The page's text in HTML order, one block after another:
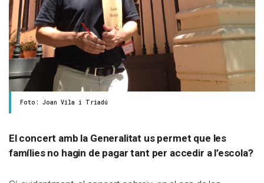
Foto: Joan Vila i Triadú
El concert amb la Generalitat us permet que les
famílies no hagin de pagar tant per accedir a l’escola?